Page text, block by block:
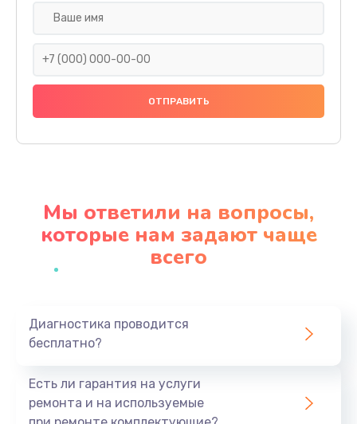
Замена праймера
1000 руб.
Заказать
Профилактическая чистка
Заказать
Мы ответили на вопросы,
которые нам задают чаще
всего
Диагностика проводится
бесплатно?
Есть ли гарантия на услуги
ремонта и на используемые